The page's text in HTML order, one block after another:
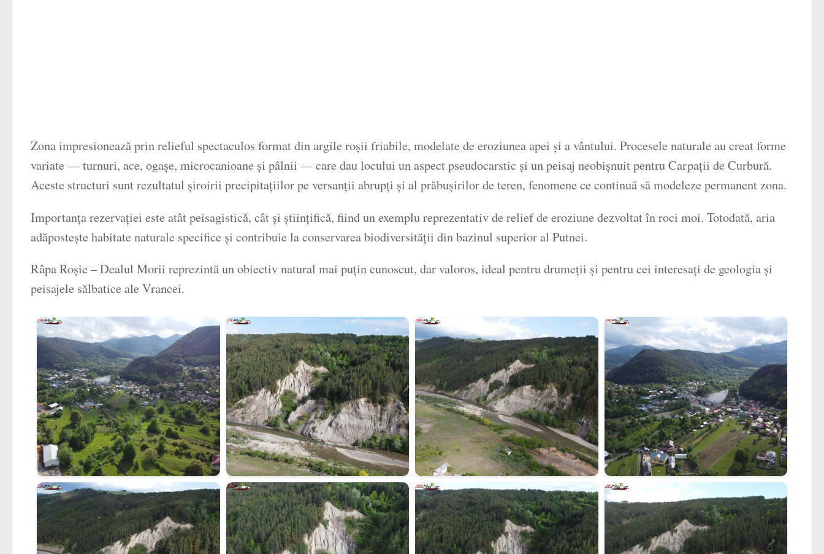
Zona impresionează prin relieful spectaculos format din argile roșii friabile, modelate de eroziunea apei și a vântului. Procesele naturale au creat forme
variate — turnuri, ace, ogașe, microcanioane și pâlnii — care dau locului un aspect pseudocarstic și un peisaj neobișnuit pentru Carpații de Curbură.
Aceste structuri sunt rezultatul șiroirii precipitațiilor pe versanții abrupți și al prăbușirilor de teren, fenomene ce continuă să modeleze permanent zona.
Importanța rezervației este atât peisagistică, cât și științifică, fiind un exemplu reprezentativ de relief de eroziune dezvoltat în roci moi. Totodată, aria
adăpostește habitate naturale specifice și contribuie la conservarea biodiversității din bazinul superior al Putnei.
Râpa Roșie – Dealul Morii reprezintă un obiectiv natural mai puțin cunoscut, dar valoros, ideal pentru drumeții și pentru cei interesați de geologia și
peisajele sălbatice ale Vrancei.